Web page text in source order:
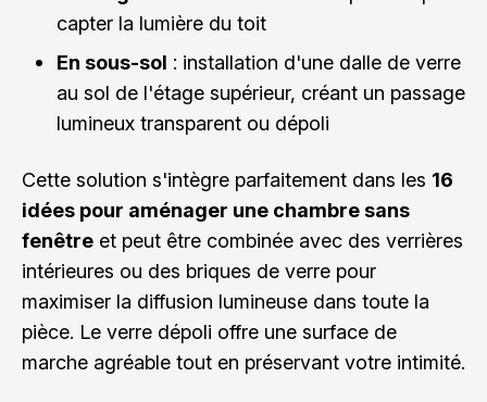
capter la lumière du toit
En sous-sol : installation d'une dalle de verre
au sol de l'étage supérieur, créant un passage
lumineux transparent ou dépoli
Cette solution s'intègre parfaitement dans les 16
idées pour aménager une chambre sans
fenêtre et peut être combinée avec des verrières
intérieures ou des briques de verre pour
maximiser la diffusion lumineuse dans toute la
pièce. Le verre dépoli offre une surface de
marche agréable tout en préservant votre intimité.